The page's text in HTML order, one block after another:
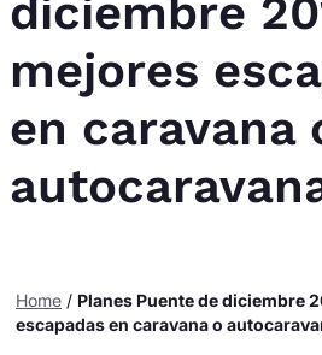
diciembre
mejores
en caravana
Home / Planes Puente de diciembre
escapadas en caravana o